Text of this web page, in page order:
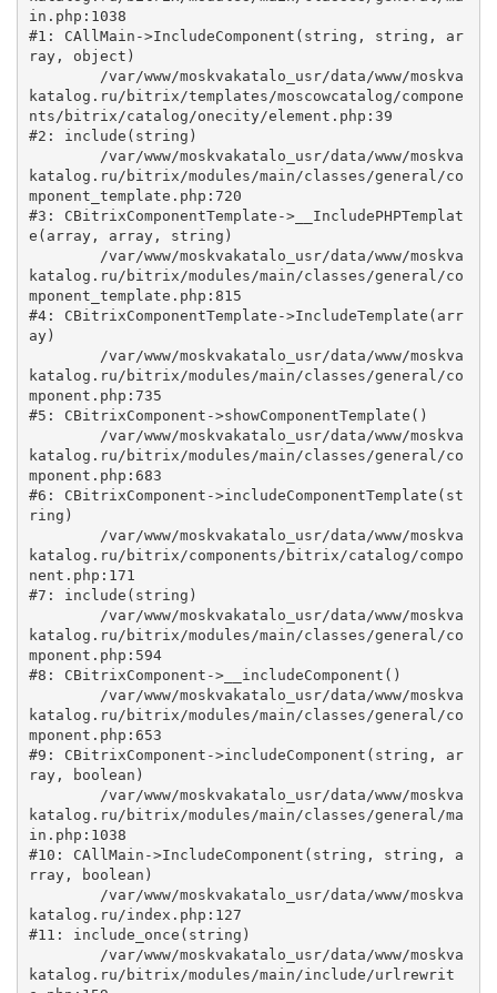
in.php:1038
#1: CAllMain->IncludeComponent(string, string, ar
ray, object)
katalog.ru/bitrix/templates/moscowcatalog/compone
nts/bitrix/catalog/onecity/element.php:39
#2: include(string)
katalog.ru/bitrix/modules/main/classes/general/co
mponent_template.php:720
#3: CBitrixComponentTemplate->__IncludePHPTemplat
e(array, array, string)
katalog.ru/bitrix/modules/main/classes/general/co
mponent_template.php:815
#4: CBitrixComponentTemplate->IncludeTemplate(arr
ay)
katalog.ru/bitrix/modules/main/classes/general/co
mponent.php:735
#5: CBitrixComponent->showComponentTemplate()
katalog.ru/bitrix/modules/main/classes/general/co
mponent.php:683
#6: CBitrixComponent->includeComponentTemplate(st
ring)
katalog.ru/bitrix/components/bitrix/catalog/compo
nent.php:171
#7: include(string)
katalog.ru/bitrix/modules/main/classes/general/co
mponent.php:594
#8: CBitrixComponent->__includeComponent()
katalog.ru/bitrix/modules/main/classes/general/co
mponent.php:653
#9: CBitrixComponent->includeComponent(string, ar
ray, boolean)
katalog.ru/bitrix/modules/main/classes/general/ma
in.php:1038
#10: CAllMain->IncludeComponent(string, string, a
rray, boolean)
katalog.ru/index.php:127
#11: include_once(string)
katalog.ru/bitrix/modules/main/include/urlrewrit